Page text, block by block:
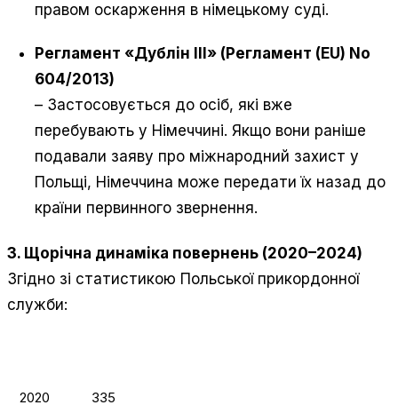
правом оскарження в німецькому суді.
Регламент «Дублін III» (Регламент (EU) No
604/2013)
– Застосовується до осіб, які вже
перебувають у Німеччині. Якщо вони раніше
подавали заяву про міжнародний захист у
Польщі, Німеччина може передати їх назад до
країни первинного звернення.
3. Щорічна динаміка повернень (2020–2024)
Згідно зі статистикою Польської прикордонної
служби:
2020 335